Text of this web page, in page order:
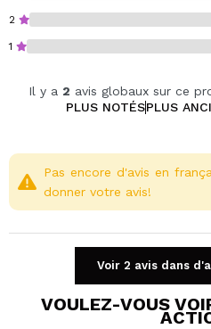
2
1
Il y a 2 avis globaux sur ce
PLUS NOTÉSPLUS
Pas encore d'avis en
donner votre avis!
Voir 2 avis dans
VOULEZ-VOUS